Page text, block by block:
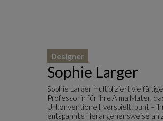
Sophie Larger
Designer
Sophie Larger multipliziert
Professorin für ihre Alma Mater,
Unkonventionell, verspielt, bunt –
entspannte Herangehensweise an